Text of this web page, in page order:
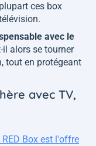
ces box
avec le
il alors se tourner
tout en protégeant
avec TV,
RED Box est l'offre